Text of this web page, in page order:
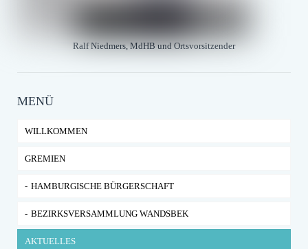
Ralf Niedmers, MdHB und Ortsvorsitzender
MENÜ
WILLKOMMEN
GREMIEN
HAMBURGISCHE BÜRGERSCHAFT
BEZIRKSVERSAMMLUNG WANDSBEK
AKTUELLES